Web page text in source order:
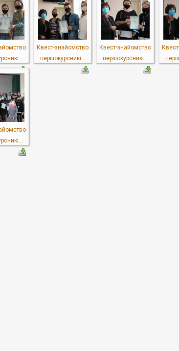
Квест-знайомство
першокурсникі...
Квест-знайомство
першокурсникі...